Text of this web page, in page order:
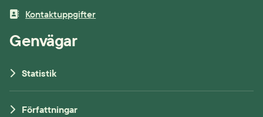
Kontaktuppgifter
Genvägar
Statistik
Författningar